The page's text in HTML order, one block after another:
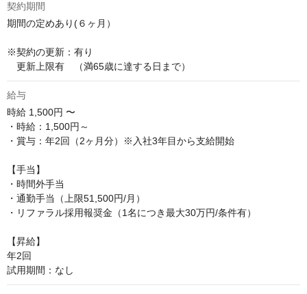
契約期間
期間の定めあり(６ヶ月）
※契約の更新：有り
更新上限有　（満65歳に達する日まで）
給与
時給 1,500円 〜
・時給：1,500円～
・賞与：年2回（2ヶ月分）※入社3年目から支給開始
【手当】
・時間外手当
・通勤手当（上限51,500円/月）
・リファラル採用報奨金（1名につき最大30万円/条件有）
【昇給】
年2回
試用期間：なし